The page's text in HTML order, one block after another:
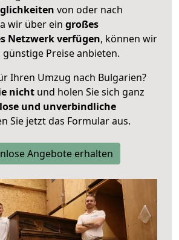
von oder nach
wir über ein großes
Netzwerk verfügen, können wir
Preise anbieten.
Ihren Umzug nach Bulgarien?
nicht und holen Sie sich ganz
und unverbindliche
Sie jetzt das Formular aus.
Angebote erhalten